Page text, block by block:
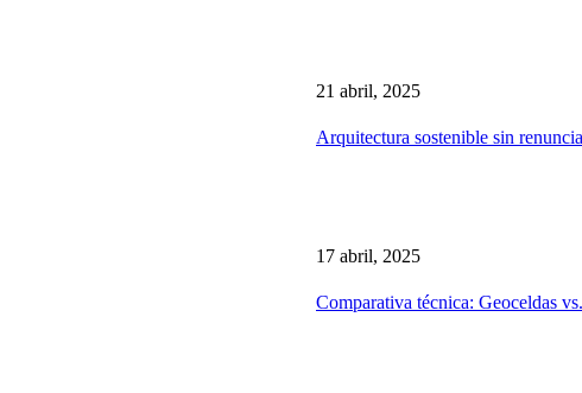
21 abril, 2025
Arquitectura sostenible sin
17 abril, 2025
Comparativa técnica: Geoceldas vs.